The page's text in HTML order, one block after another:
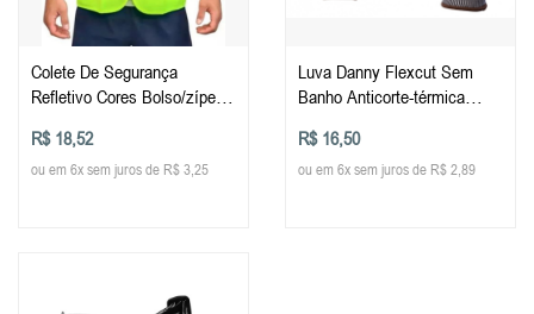
Colete De Segurança
Refletivo Cores Bolso/zíper
R$ 18,52
ou em 6x sem juros de R$ 3,25
Luva Danny Flexcut Sem
Banho Anticorte-térmica
R$ 16,50
ou em 6x sem juros de R$ 2,89